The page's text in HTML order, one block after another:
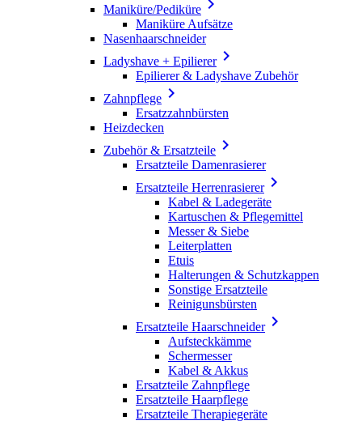
Maniküre/Pediküre 
Maniküre Aufsätze
Nasenhaarschneider
Ladyshave + Epilierer
Epilierer & Ladyshave Zubehör
Zahnpflege 
Ersatzzahnbürsten
Heizdecken
Zubehör & Ersatzteile 
Ersatzteile Damenrasierer
Ersatzteile Herrenrasierer
Kabel & Ladegeräte
Kartuschen & Pflegemittel
Messer & Siebe
Leiterplatten
Etuis
Halterungen & Schutzkappen
Sonstige Ersatzteile
Reinigunsbürsten
Ersatzteile Haarschneider
Aufsteckkämme
Schermesser
Kabel & Akkus
Ersatzteile Zahnpflege
Ersatzteile Haarpflege
Ersatzteile Therapiegeräte